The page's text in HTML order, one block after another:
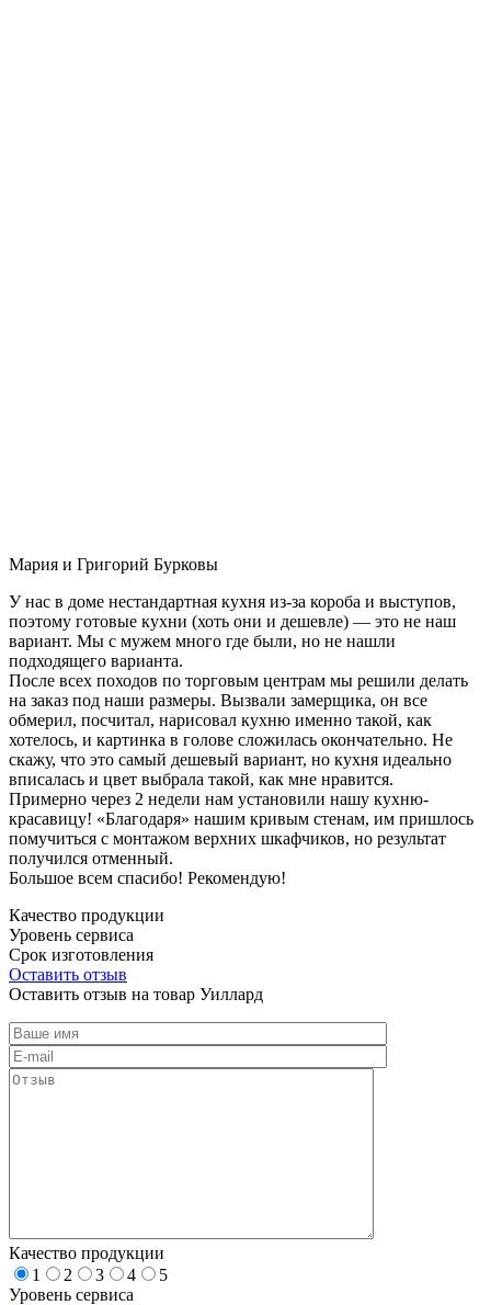
Мария и Григорий Бурковы
У нас в доме нестандартная кухня из-за короба и выступов,
поэтому готовые кухни (хоть они и дешевле) — это не наш
вариант. Мы с мужем много где были, но не нашли
подходящего варианта.
После всех походов по торговым центрам мы решили делать
на заказ под наши размеры. Вызвали замерщика, он все
обмерил, посчитал, нарисовал кухню именно такой, как
хотелось, и картинка в голове сложилась окончательно. Не
скажу, что это самый дешевый вариант, но кухня идеально
вписалась и цвет выбрала такой, как мне нравится.
Примерно через 2 недели нам установили нашу кухню-
красавицу! «Благодаря» нашим кривым стенам, им пришлось
помучиться с монтажом верхних шкафчиков, но результат
получился отменный.
Большое всем спасибо! Рекомендую!
Качество продукции
Уровень сервиса
Срок изготовления
Оставить отзыв
Оставить отзыв на товар Уиллард
Качество продукции
1
2 3 4
5
Уровень сервиса